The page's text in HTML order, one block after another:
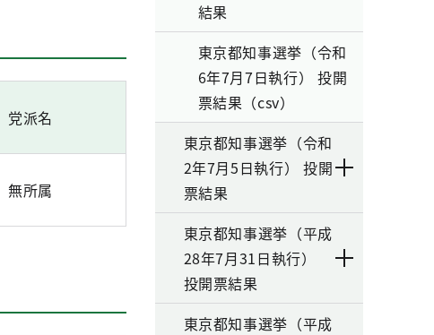
党派名
無所属
結果
東京都知事選挙（令和
6年7月7日執行） 投開
票結果（csv）
東京都知事選挙（令和
2年7月5日執行） 投開
票結果
東京都知事選挙（平成
28年7月31日執行）
投開票結果
東京都知事選挙（平成